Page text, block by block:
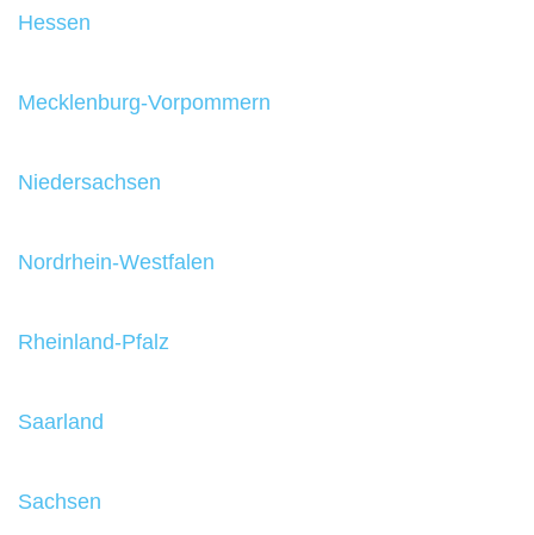
Hessen
Mecklenburg-Vorpommern
Niedersachsen
Nordrhein-Westfalen
Rheinland-Pfalz
Saarland
Sachsen